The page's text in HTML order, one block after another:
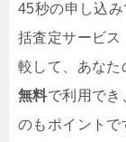
45秒の申し込
括査定サービス
較して、あなた
無料で利用でき
のもポイントで